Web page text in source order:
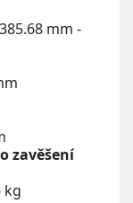
385.68 mm -
zavěšení
kg